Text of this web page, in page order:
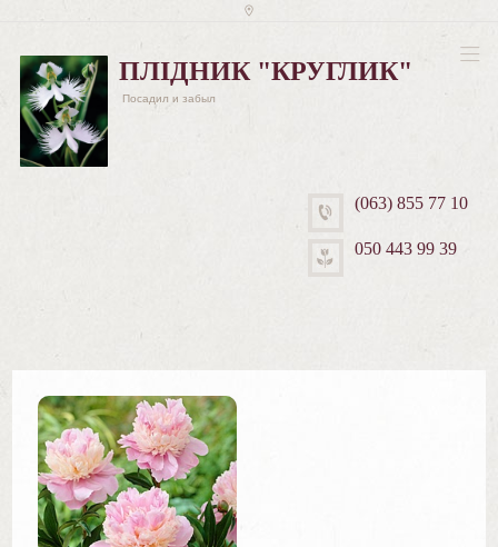
ПЛІДНИК "КРУГЛИК"
Посадил и забыл
(063) 855 77 10
050 443 99 39